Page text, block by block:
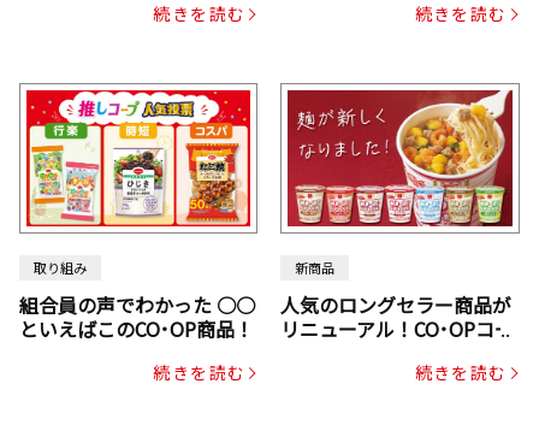
続きを読む
じん・コーン入り）続きを読む
取り組み
組合員の声でわかった ○○
といえばこのCO･OP商品！
続きを読む
新商品
人気のロングセラー商品が
リニューアル！CO･OPコー
続きを読む